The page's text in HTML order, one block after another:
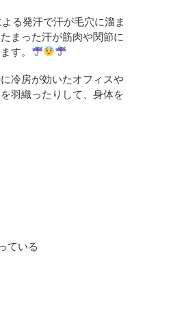
る発汗で汗が毛穴に溜ま
まった汗が筋肉や関節に
す。
冷房が効いたオフィスや
羽織ったりして、身体を
ている